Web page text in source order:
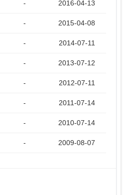
- 2016-04-13
- 2015-04-08
- 2014-07-11
- 2013-07-12
- 2012-07-11
- 2011-07-14
- 2010-07-14
- 2009-08-07